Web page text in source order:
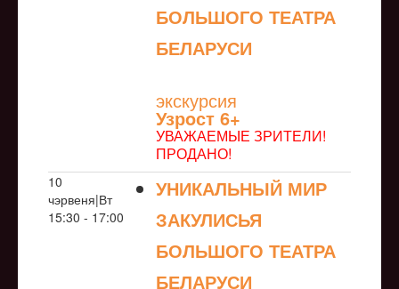
БОЛЬШОГО ТЕАТРА
БЕЛАРУСИ
экскурсия
Узрoст 6+
УВАЖАЕМЫЕ ЗРИТЕЛИ!
ПРОДАНО!
10
чэрвеня|Вт
15:30 - 17:00
УНИКАЛЬНЫЙ МИР
ЗАКУЛИСЬЯ
БОЛЬШОГО ТЕАТРА
БЕЛАРУСИ